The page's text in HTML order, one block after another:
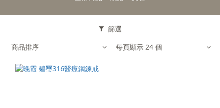
篩選
商品排序
每頁顯示 24 個